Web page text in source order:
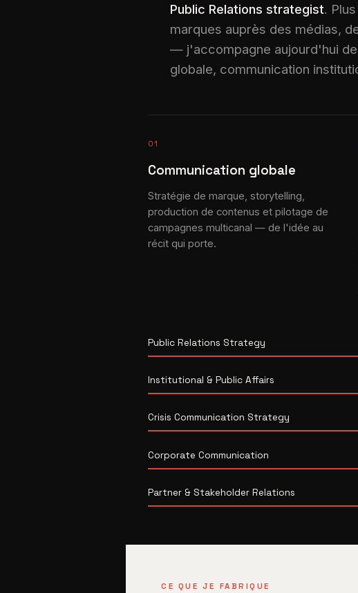
Public Relations strategist.
marques auprès des médias,
— j'accompagne aujourd'hui
globale, communication
01
Communication globale
Stratégie de marque, storytelling,
production de contenus et pilotage de
campagnes multicanal — de l'idée au
récit qui porte.
Public Relations Strategy
Institutional & Public Affairs
Crisis Communication Strategy
Corporate Communication
Partner & Stakeholder Relations
CE QUE JE FABRIQUE